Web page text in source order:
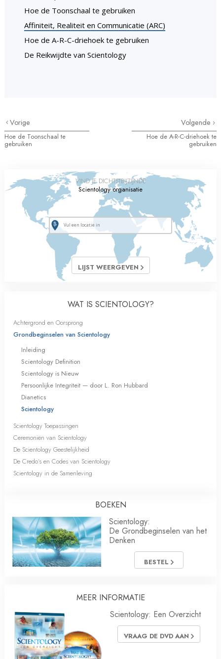
Hoe de Toonschaal te gebruiken
Affiniteit, Realiteit en Communicatie (ARC)
Hoe de A-R-C-driehoek te gebruiken
De Reikwijdte van Scientology
Vorige
Hoe de Toonschaal te
gebruiken
Volgende
Hoe de A-R-C-driehoek te
gebruiken
VIND JE DICHTSTBIJZIJNDE
Scientology organisatie
LIJST WEERGEVEN
WAT IS SCIENTOLOGY?
Achtergrond en Oorsprong
Grondbeginselen van Scientology
Inleiding
Scientology Definition
Scientology is Nieuw
Persoonlijke Integriteit — door L. Ron Hubbard
Dianetics
Scientology
Scientology Toepassingen
Ceremoniën van Scientology
De Scientology Geestelijkheid
De Credo’s en Codes van Scientology
Scientology in de Samenleving
BOEKEN
Scientology:
De Grondbeginselen van het
Denken
BESTEL
MEER INFORMATIE
Scientology: Een Overzicht
VRAAG DE DVD AAN